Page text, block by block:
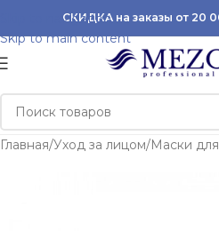
Skip to navigation
Skip to main content
СКИДКА на заказы от 20
Главная/Уход за лицом/Маски